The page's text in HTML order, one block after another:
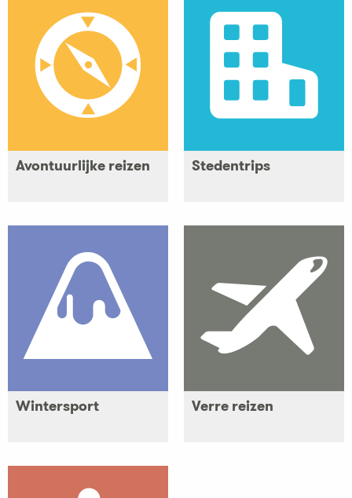
Avontuurlijke reizen Stedentrips
Wintersport Verre reizen